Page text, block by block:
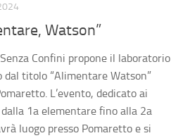
Watson”
Confini propone il laboratorio
dal titolo “Alimentare Watson”
L’evento, dedicato ai
1a elementare fino alla 2a
luogo presso Pomaretto e si